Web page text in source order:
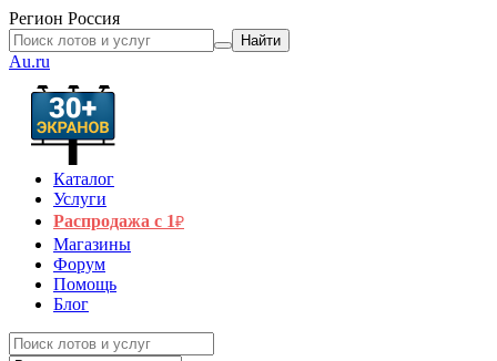
Регион Россия
Найти
Au.ru
Каталог
Услуги
Распродажа с 1₽
Магазины
Форум
Помощь
Блог